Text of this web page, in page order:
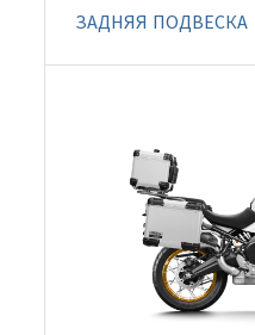
ЗАДНЯЯ ПОДВЕСКА